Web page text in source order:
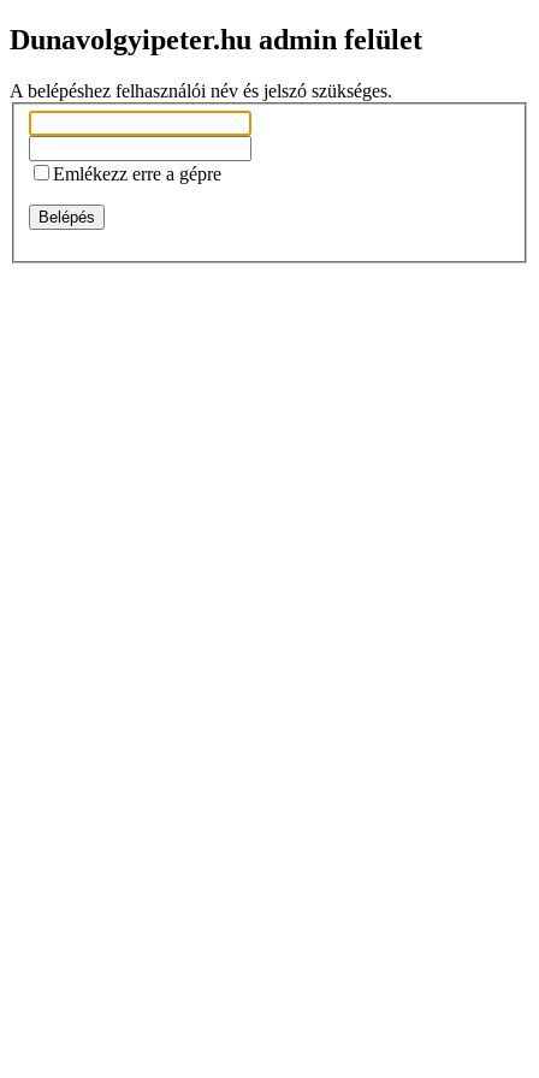
Dunavolgyipeter.hu admin felület
A belépéshez felhasználói név és jelszó szükséges.
Emlékezz erre a gépre
Belépés